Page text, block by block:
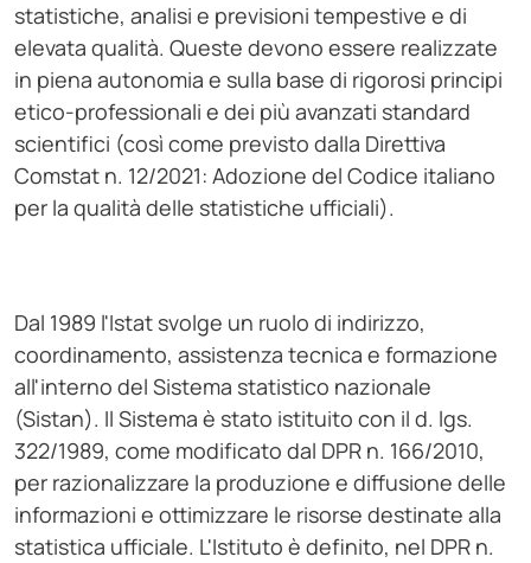
statistiche, analisi e previsioni tempestive e di
elevata qualità. Queste devono essere realizzate
in piena autonomia e sulla base di rigorosi principi
etico-professionali e dei più avanzati standard
scientifici (così come previsto dalla Direttiva
Comstat n. 12/2021: Adozione del Codice italiano
per la qualità delle statistiche ufficiali).
Dal 1989 l'Istat svolge un ruolo di indirizzo,
coordinamento, assistenza tecnica e formazione
all'interno del Sistema statistico nazionale
(Sistan). Il Sistema è stato istituito con il d. lgs.
322/1989, come modificato dal DPR n. 166/2010,
per razionalizzare la produzione e diffusione delle
informazioni e ottimizzare le risorse destinate alla
statistica ufficiale. L'Istituto è definito, nel DPR n.